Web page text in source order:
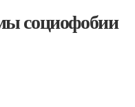
социофобии